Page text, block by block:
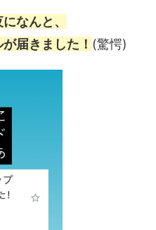
なんと、
届きました！ (驚愕)